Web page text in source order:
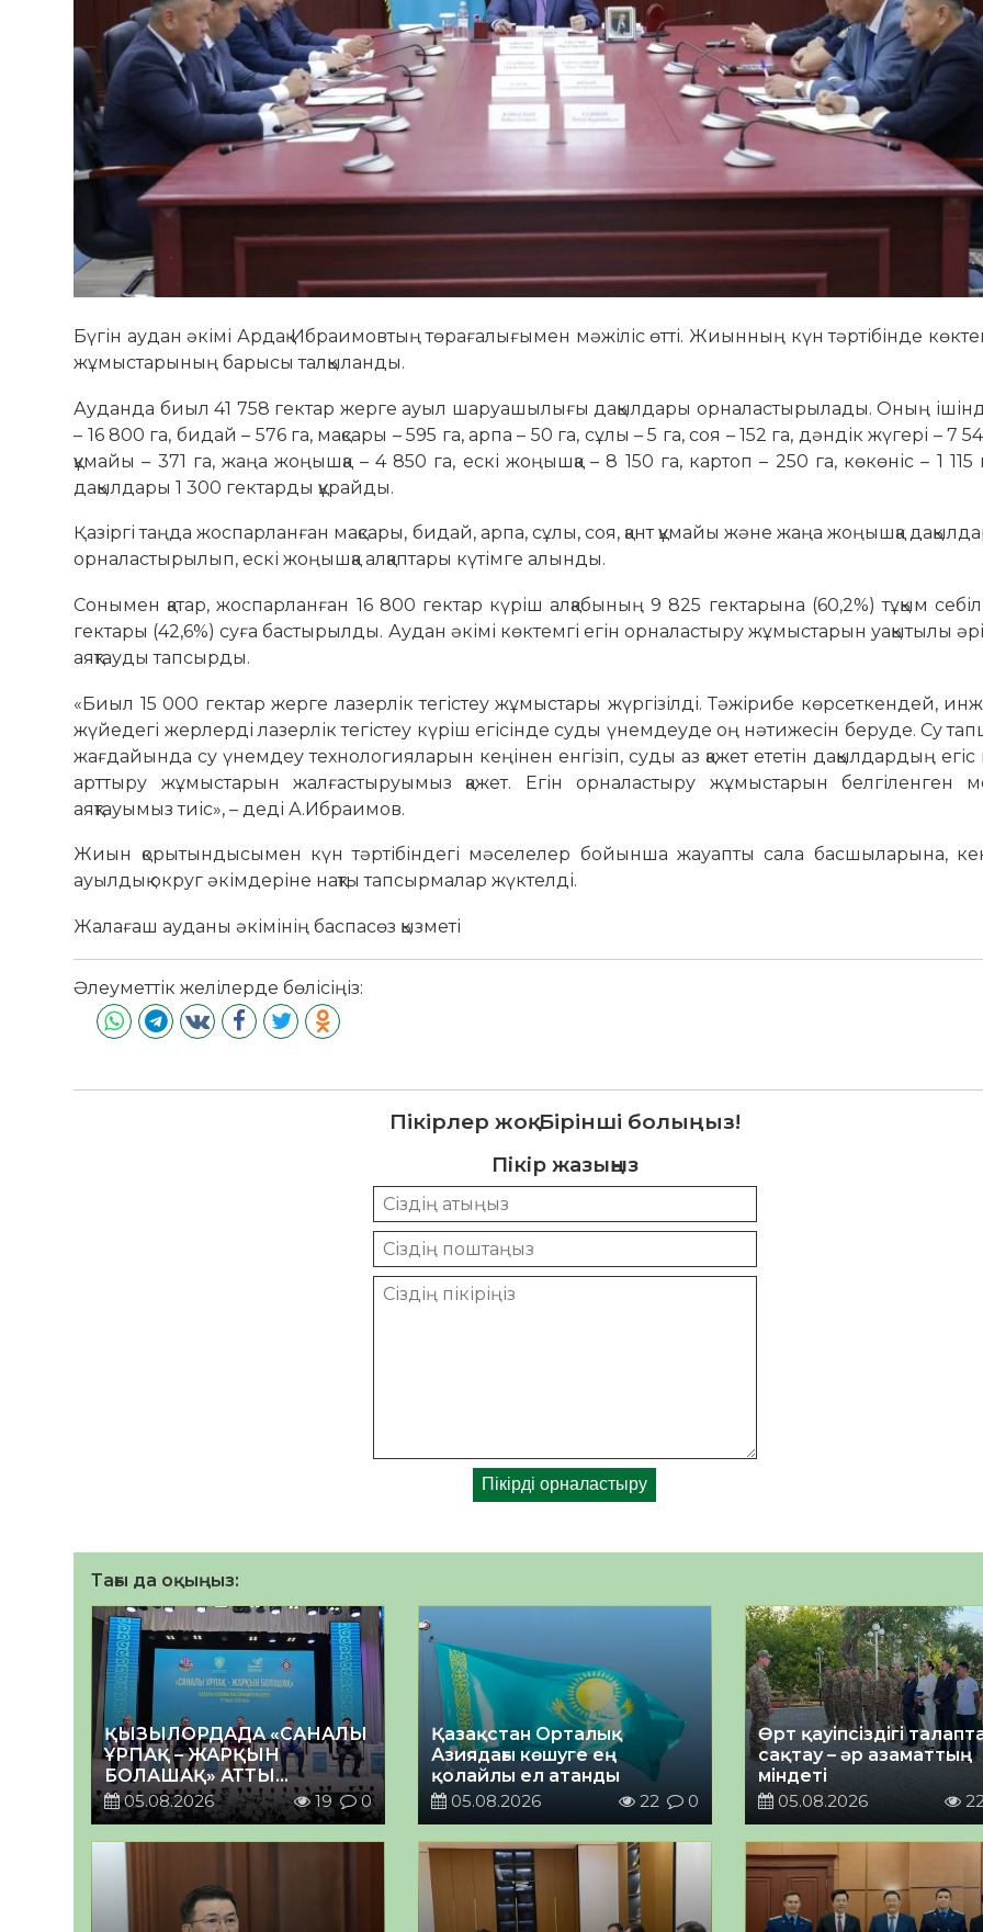
Бүгін аудан әкімі Ардақ Ибраимовтың төрағалығымен мәжіліс өтті. Жиынның күн тәртібінде
жұмыстарының барысы талқыланды.
Ауданда биыл 41 758 гектар жерге ауыл шаруашылығы дақылдары орналастырылады. Оның
– 16 800 га, бидай – 576 га, мақсары – 595 га, арпа – 50 га, сұлы – 5 га, соя – 152 га, дәндік жүгері – 7
құмайы – 371 га, жаңа жоңышқа – 4 850 га, ескі жоңышқа – 8 150 га, картоп – 250 га, көкөніс – 1 115
дақылдары 1 300 гектарды құрайды.
Қазіргі таңда жоспарланған мақсары, бидай, арпа, сұлы, соя, қант құмайы және жаңа жоңышқа
орналастырылып, ескі жоңышқа алқаптары күтімге алынды.
Сонымен қатар, жоспарланған 16 800 гектар күріш алқабының 9 825 гектарына (60,2%) тұқым
гектары (42,6%) суға бастырылды. Аудан әкімі көктемгі егін орналастыру жұмыстарын уақытылы
аяқтауды тапсырды.
«Биыл 15 000 гектар жерге лазерлік тегістеу жұмыстары жүргізілді. Тәжірибе көрсеткендей,
жүйедегі жерлерді лазерлік тегістеу күріш егісінде суды үнемдеуде оң нәтижесін беруде. Су
жағдайында су үнемдеу технологияларын кеңінен енгізіп, суды аз қажет ететін дақылдардың егіс
арттыру жұмыстарын жалғастыруымыз қажет. Егін орналастыру жұмыстарын белгіленген
аяқтауымыз тиіс», – деді А.Ибраимов.
Жиын қорытындысымен күн тәртібіндегі мәселелер бойынша жауапты сала басшыларына,
ауылдық округ әкімдеріне нақты тапсырмалар жүктелді.
Жалағаш ауданы әкімінің баспасөз қызметі
Әлеуметтік желілерде бөлісіңіз:
Пікірлер жоқ. Бірінші болыңыз!
Пікір жазыңыз
Тағы да оқыңыз:
ҚЫЗЫЛОРДАДА «САНАЛЫ
ҰРПАҚ – ЖАРҚЫН
БОЛАШАҚ» АТТЫ
КЕҢЕЙТІЛГЕН МӘЖІЛІС
ӨТТІ
05.08.2026 19 0
Қазақстан Орталық
Азиядағы көшуге ең
қолайлы ел атанды
05.08.2026
22 0
Өрт қауіпсіздігі
сақтау – әр азаматтың
міндеті
05.08.2026
22